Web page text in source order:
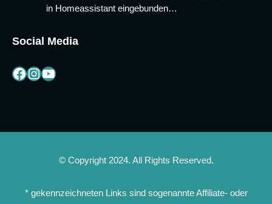
in Homeassistant eingebunden…
Social Media
Facebook InstagramYouTube
© Copyright 2024. All Rights Reserved.
* gekennzeichneten Links sind sogenannte Affiliate- oder